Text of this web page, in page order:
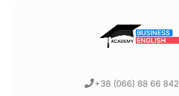
+38 (066) 88 66 842